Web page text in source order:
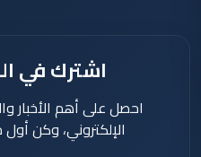
اشترك في
احصل على أهم الأخبار
الإلكتروني، وكن